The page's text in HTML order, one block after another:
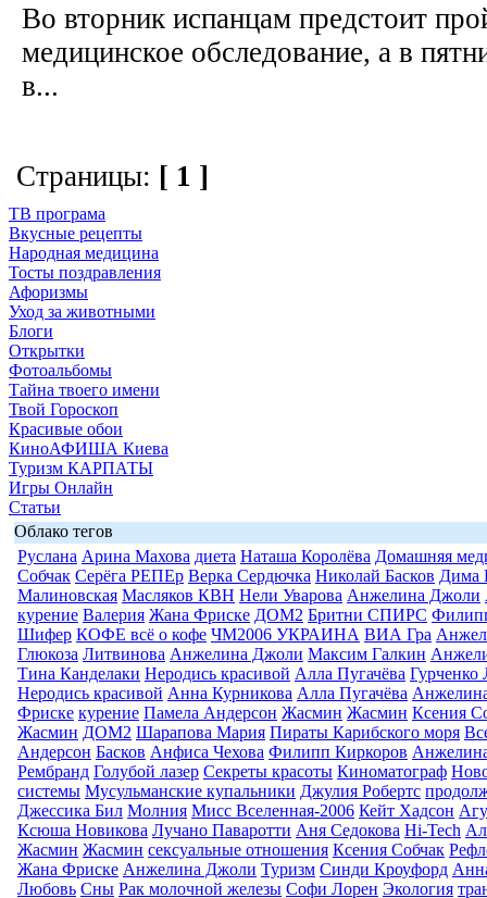
Во вторник испанцам предстоит
медицинское обследование, а в
в...
Страницы: [ 1 ]
ТВ програма
Вкусные рецепты
Народная медицина
Тосты поздравления
Афоризмы
Уход за животными
Блоги
Открытки
Фотоальбомы
Тайна твоего имени
Твой Гороскоп
Красивые обои
КиноАФИША Киева
Туризм КАРПАТЫ
Игры Онлайн
Статьи
Облако тегов
Руслана Арина Махова диета Наташа Королёва Домашняя
Собчак Серёга РЕПЕр Верка Сердючка Николай Басков Дима
Малиновская Масляков КВН Нели Уварова Анжелина Джоли
курение Валерия Жана Фриске ДОМ2 Бритни СПИРС
Шифер КОФЕ всё о кофе ЧМ2006 УКРАИНА ВИА Гра
Глюкоза Литвинова Анжелина Джоли Максим Галкин
Тина Канделаки Неродись красивой Алла Пугачёва
Неродись красивой Анна Курникова Алла Пугачёва
Фриске курение Памела Андерсон Жасмин Жасмин Ксения
Жасмин ДОМ2 Шарапова Мария Пираты Карибского моря
Андерсон Басков Анфиса Чехова Филипп Киркоров
Рембранд Голубой лазер Секреты красоты Киноматограф
системы Мусульманские купальники Джулия Робертс
Джессика Бил Молния Мисс Вселенная-2006 Кейт Хадсон
Ксюша Новикова Лучано Паваротти Аня Седокова Hi-Tech
Жасмин Жасмин сексуальные отношения Ксения Собчак
Жана Фриске Анжелина Джоли Туризм Синди Кроуфорд
Любовь Сны Рак молочной железы Софи Лорен Экология